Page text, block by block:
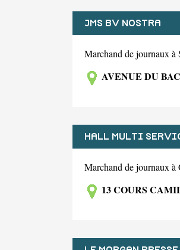
JMS BV NOSTRA
Marchand de journaux
AVENUE DU
HALL MULTI
Marchand de journaux
13 COURS